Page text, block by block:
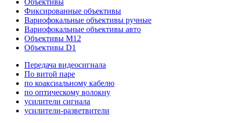
Объективы
Фиксированные объективы
Вариофокальные объективы ручные
Вариофокальные объективы авто
Объективы M12
Объективы D1
Передача видеосигнала
По витой паре
по коаксиальному кабелю
по оптическому волокну
усилители сигнала
усилители-разветвители